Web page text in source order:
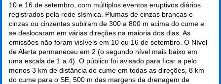
10 e 16 de setembro, com múltiplos eventos eruptivos diários
registrados pela rede sísmica. Plumas de cinzas brancas e
cinzas ou cinzentas subiram de 300 a 800 m acima do cume e
se deslocaram em várias direções na maioria dos dias. As
emissões não foram visíveis em 10 ou 16 de setembro. O Nível
de Alerta permaneceu em 2 (o segundo nível mais baixo em
uma escala de 1 a 4). O público foi avisado para ficar a pelo
menos 3 km de distância do cume em todas as direções, 8 km
do cume para o SE, 500 m das margens da drenagem de